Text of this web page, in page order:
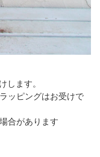
ます。
ッピングはお受けで
合があります